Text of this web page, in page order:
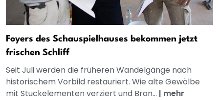
Foyers des Schauspielhauses bekommen jetzt
frischen Schliff
Seit Juli werden die früheren Wandelgänge nach
historischem Vorbild restauriert. Wie alte Gewölbe
mit Stuckelementen verziert und Bran... | mehr